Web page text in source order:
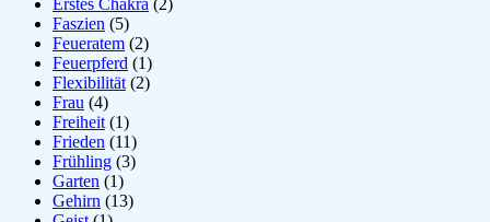
Faszien (5)
Feueratem (2)
Feuerpferd (1)
Flexibilität (2)
Frau (4)
Freiheit (1)
Frieden (11)
Frühling (3)
Garten (1)
Gehirn (13)